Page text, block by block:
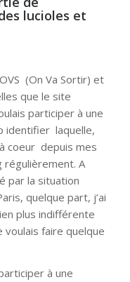
lucioles et
(On Va Sortir) et
que le site
participer à une
identifier laquelle,
coeur depuis mes
régulièrement. A
par la situation
quelque part, j’ai
plus indifférente
voulais faire quelque
à une